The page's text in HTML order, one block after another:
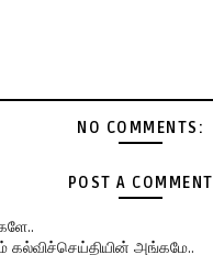
NO COMMENTS:
POST A COMMENT
அங்கமே..